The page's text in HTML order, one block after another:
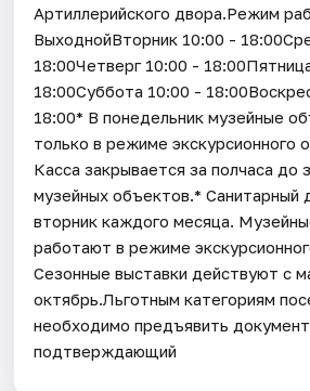
Артиллерийского двора.Режим
ВыходнойВторник 10:00 -
18:00Четверг 10:00 -
18:00Суббота 10:00 -
18:00* В понедельник музейные
только в режиме экскурсионного
Касса закрывается за полчаса до
музейных объектов.* Санитарный
вторник каждого месяца.
работают в режиме
Cезонные выставки действуют с
октябрь.Льготным категориям
необходимо предъявить
подтверждающий